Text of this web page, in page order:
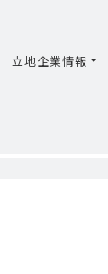
立地企業情報